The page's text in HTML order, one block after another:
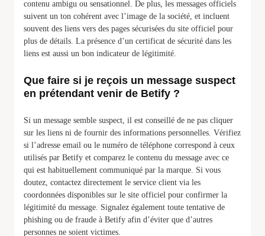
contenu ambigu ou sensationnel. De plus, les messages officiels
suivent un ton cohérent avec l’image de la société, et incluent
souvent des liens vers des pages sécurisées du site officiel pour
plus de détails. La présence d’un certificat de sécurité dans les
liens est aussi un bon indicateur de légitimité.
Que faire si je reçois un message suspect
en prétendant venir de Betify ?
Si un message semble suspect, il est conseillé de ne pas cliquer
sur les liens ni de fournir des informations personnelles. Vérifiez
si l’adresse email ou le numéro de téléphone correspond à ceux
utilisés par Betify et comparez le contenu du message avec ce
qui est habituellement communiqué par la marque. Si vous
doutez, contactez directement le service client via les
coordonnées disponibles sur le site officiel pour confirmer la
légitimité du message. Signalez également toute tentative de
phishing ou de fraude à Betify afin d’éviter que d’autres
personnes ne soient victimes.